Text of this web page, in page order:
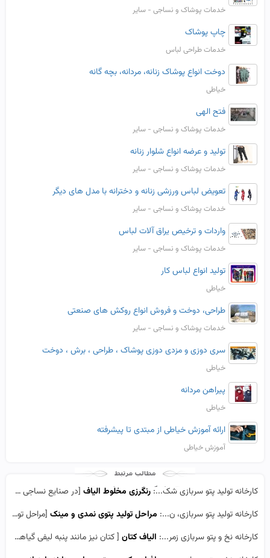
خدمات پوشاک و نساجی - سایر
چاپ پوشاک
خدمات طراحی لباس
دوخت انواع پوشاک زنانه، مردانه، بچه گانه
خیاطی
فتح الهی
خدمات پوشاک و نساجی - سایر
تولید و عرضه انواع شلوار زنانه
خدمات پوشاک و نساجی - سایر
تعویض لباس ورزشی زنانه و دخترانه با مدل های دیگر
خدمات پوشاک و نساجی - سایر
واردات و ترخیص یراق آلات لباس
خدمات پوشاک و نساجی - سایر
تولید انواع لباس کار
خیاطی
طراحی، دوخت و فروش انواع روکش های صنعتی
خدمات پوشاک و نساجی - سایر
سری دوزی و مزدی دوزی پوشاک ، طراحی ، برش ، دوخت
خیاطی
پیراهن مردانه
خیاطی
ارائه آموزش خیاطی از مبتدی تا پیشرفته
آموزش خیاطی
کارخانه تولید پتو سربازی شک...: رنگرزی مخلوط الیاف [در صنایع نساجی هر نخ یا پارچه ممکن است به صورت تک لیف یا مخلوطی از دو یا چند نوع لیف باشد. مخلوط ...]
کارخانه تولید پتو سربازی، ن...: مراحل تولید پتوی نمدی و مینک [مراحل تولید پتوی نمدی و مینک عبارتند از: حلاجی الیاف رنگرزی ریسندگی بافندگی خارزنی و مینک ...]
کارخانه نخ و پتو سربازی زمر...: الیاف کتان [ کتان نیز مانند پنبه لیفی گیاهی است که ماده ی تشکیل دهنده ی آن سلولز می باشد.الیاف کتان از...]